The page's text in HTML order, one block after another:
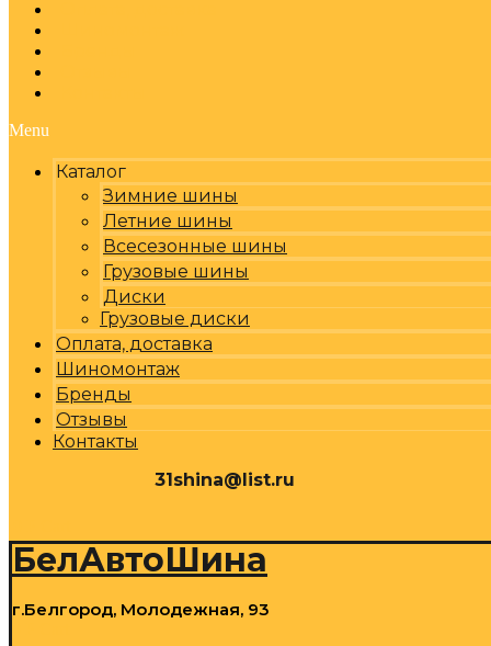
Menu
Каталог
Зимние шины
Летние шины
Всесезонные шины
Грузовые шины
Диски
Грузовые диски
Оплата, доставка
Шиномонтаж
Бренды
Отзывы
Контакты
31shina@list.ru
БелАвтоШина
г.Белгород, Молодежная, 93